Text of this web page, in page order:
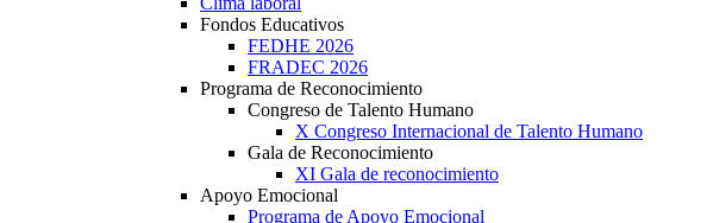
Fondos Educativos
FEDHE 2026
FRADEC 2026
Programa de Reconocimiento
Congreso de Talento Humano
X Congreso Internacional de Talento Humano
Gala de Reconocimiento
XI Gala de reconocimiento
Apoyo Emocional
Programa de Apoyo Emocional